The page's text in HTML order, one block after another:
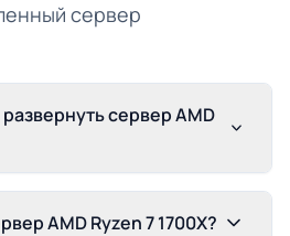
сервер
сервер AMD
AMD Ryzen 7 1700X?